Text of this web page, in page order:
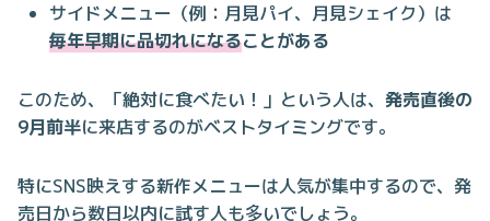
サイドメニュー（例：月見パイ、月見シェイク）は
毎年早期に品切れになることがある
このため、「絶対に食べたい！」という人は、 発売直後の
9月前半に来店するのがベストタイミングです。
特にSNS映えする新作メニューは人気が集中するので、発
売日から数日以内に試す人も多いでしょう。